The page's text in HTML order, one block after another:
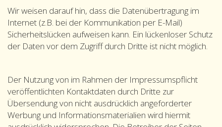
Wir weisen darauf hin, dass die Datenübertragung im
Internet (z.B. bei der Kommunikation per E-Mail)
Sicherheitslücken aufweisen kann. Ein lückenloser Schutz
der Daten vor dem Zugriff durch Dritte ist nicht möglich.
Der Nutzung von im Rahmen der Impressumspflicht
veröffentlichten Kontaktdaten durch Dritte zur
Übersendung von nicht ausdrücklich angeforderter
Werbung und Informationsmaterialien wird hiermit